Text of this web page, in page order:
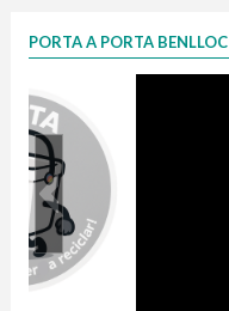
PORTA A PORTA BENLLOC